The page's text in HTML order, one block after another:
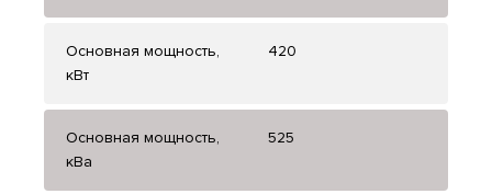
Основная мощность,
кВт
420
Основная мощность,
кВа
525